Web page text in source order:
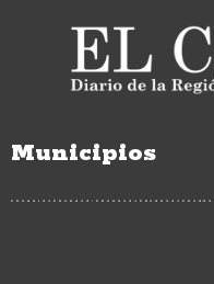
Municipios